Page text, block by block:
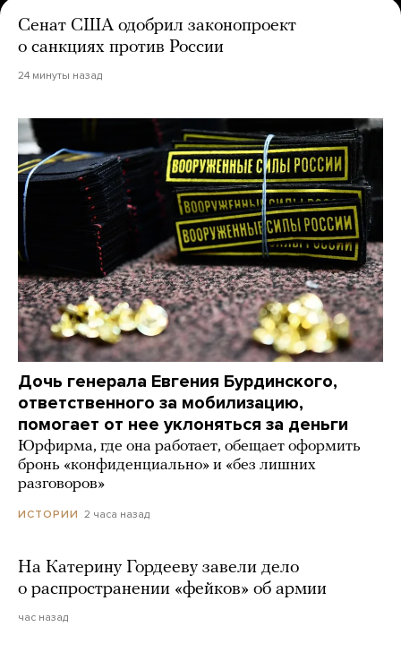
Сенат США одобрил законопроект
о санкциях против России
24 минуты назад
Дочь генерала Евгения Бурдинского,
ответственного за мобилизацию,
помогает от нее уклоняться за деньги
Юрфирма, где она работает, обещает оформить
бронь «конфиденциально» и «без лишних
разговоров»
ИСТОРИИ 2 часа назад
На Катерину Гордееву завели дело
о распространении «фейков» об армии
час назад